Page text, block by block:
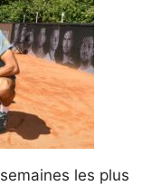
les plus